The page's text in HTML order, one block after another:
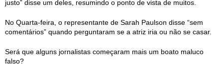
justo” disse um deles, resumindo o ponto de vista de muitos.
No Quarta-feira, o representante de Sarah Paulson disse “sem
comentários” quando perguntaram se a atriz iria ou não se casar.
Será que alguns jornalistas começaram mais um boato maluco
falso?